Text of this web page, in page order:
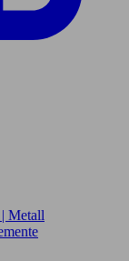
Metall